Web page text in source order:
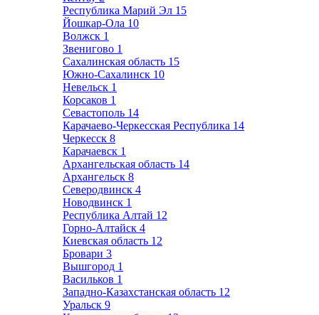
Республика Марий Эл 15
Йошкар-Ола 10
Волжск 1
Звенигово 1
Сахалинская область 15
Южно-Сахалинск 10
Невельск 1
Корсаков 1
Севастополь 14
Карачаево-Черкесская Республика 14
Черкесск 8
Карачаевск 1
Архангельская область 14
Архангельск 8
Северодвинск 4
Новодвинск 1
Республика Алтай 12
Горно-Алтайск 4
Киевская область 12
Бровари 3
Вышгород 1
Васильков 1
Западно-Казахстанская область 12
Уральск 9